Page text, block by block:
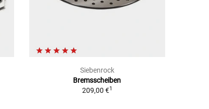
Siebenrock
Bremsscheiben
209,00 €1